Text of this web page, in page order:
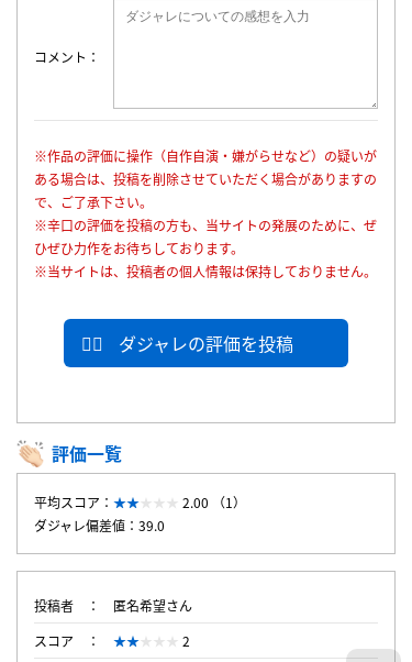
コメント
※作品の評価に操作（自作自演・嫌がらせなど）の疑いが
ある場合は、投稿を削除させていただく場合がありますの
で、ご了承下さい。
※辛口の評価を投稿の方も、当サイトの発展のために、ぜ
ひぜひ力作をお待ちしております。
※当サイトは、投稿者の個人情報は保持しておりません。
ダジャレの評価を投稿
評価一覧
平均スコア：
2.00 （1）
ダジャレ偏差値：39.0
投稿者
匿名希望さん
スコア
2